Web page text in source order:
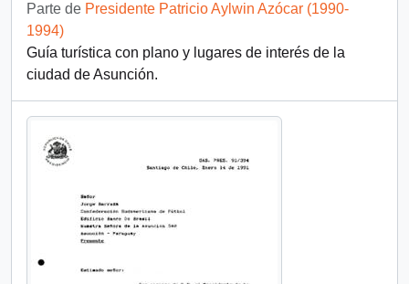
Parte de Presidente Patricio Aylwin Azócar (1990-
1994)
Guía turística con plano y lugares de interés de la
ciudad de Asunción.